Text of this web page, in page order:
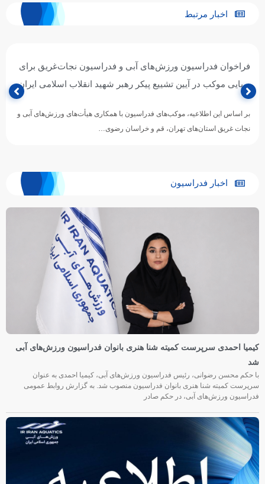
اخبار مرتبط
فراخوان فدراسیون ورزش‌های آبی و فدراسیون نجات‌غریق برای
برپایی موکب در آیین تشییع پیکر رهبر شهید انقلاب اسلامی ایران
بر اساس این اطلاعیه، موکب‌های فدراسیون با همکاری هیأت‌های ورزش‌های آبی و
نجات غریق استان‌های تهران، قم و خراسان رضوی…
اخبار فدراسیون
کیمیا احمدی سرپرست کمیته شنا هنری بانوان فدراسیون ورزش‌های آبی
شد
با حکم محسن رضوانی، رئیس فدراسیون ورزش‌های آبی، کیمیا احمدی به عنوان
سرپرست کمیته شنا هنری بانوان فدراسیون منصوب شد. به گزارش روابط عمومی
فدراسیون ورزش‌های آبی، در حکم صادر